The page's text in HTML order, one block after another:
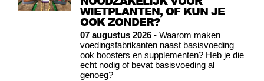
WIETPLANTEN, OF KUN JE
OOK ZONDER?
07 augustus 2026 - Waarom maken
voedingsfabrikanten naast basisvoeding
ook boosters en supplementen? Heb je die
echt nodig of bevat basisvoeding al
genoeg?